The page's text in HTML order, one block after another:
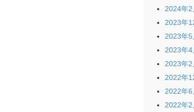
2024年2
2023年
2023年5
2023年4
2023年2
2022年
2022年6
2022年2